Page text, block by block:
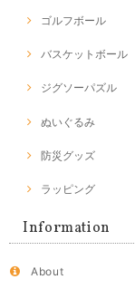
ゴルフボール
バスケットボール
ジグソーパズル
ぬいぐるみ
防災グッズ
ラッピング
Information
About